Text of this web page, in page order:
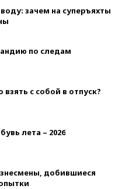
зачем на суперъяхты
по следам
с собой в отпуск?
лета – 2026
добившиеся